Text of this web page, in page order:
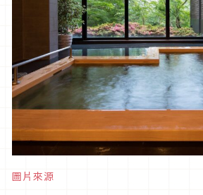
圖片來源